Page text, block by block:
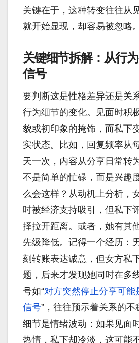
关键在于，这种转变往往从
就开始显现，却容易被忽略。
关键细节拆解：从行
信号
要判断这是性格差异还是关
行为细节的变化。见面时积
貌或初印象的掩饰，而私下
实状态。比如，回复频率从
天一次，内容从分享日常转
不是简单的忙碌，而是兴趣
么会这样？从动机上分析，
时被经济支持吸引，但私下
择拉开距离。或者，她有其
先级降低。记得一个经历：
刻转账表达诚意，但女方私
题，后来才发现她同时在多
号如“对方突然停止分享可能
信号”，往往预示着关系的
细节是情绪波动：如果见面
热情，私下却冷淡，这可能